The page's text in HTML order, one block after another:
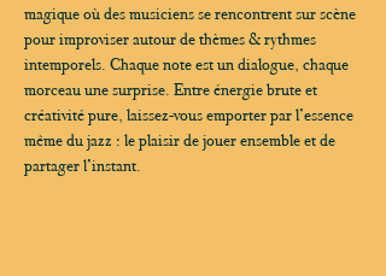
magique où des musiciens se rencontrent sur scène
pour improviser autour de thèmes & rythmes
intemporels. Chaque note est un dialogue, chaque
morceau une surprise. Entre énergie brute et
créativité pure, laissez-vous emporter par l’essence
même du jazz : le plaisir de jouer ensemble et de
partager l’instant.